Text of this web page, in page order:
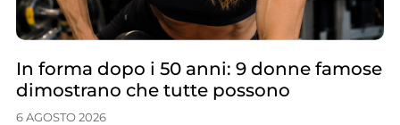
In forma dopo i 50 anni: 9 donne famose
dimostrano che tutte possono
6 AGOSTO 2026